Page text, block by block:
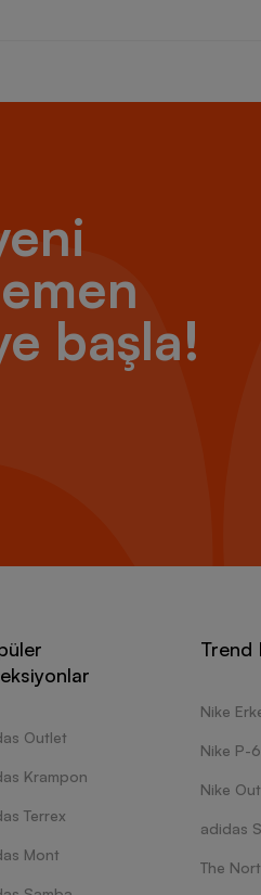
başla!
Outlet
Krampon
Terrex
Mont
Trend
Nike
Nike P-
Nike
adidas
The